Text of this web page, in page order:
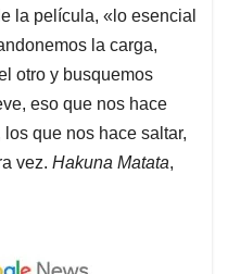
la película, «lo esencial
la carga,
otro y busquemos
eso que nos hace
que nos hace saltar,
vez. Hakuna Matata,